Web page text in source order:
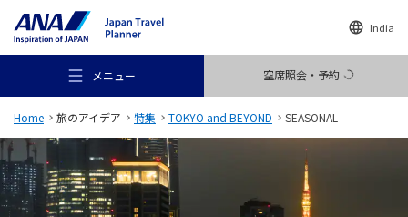
India
メニュー 空席照会・予約
Home 旅のアイデア 特集 TOKYO and BEYOND SEASONAL